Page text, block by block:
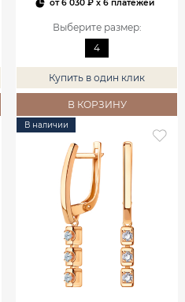
от6 030 ₽x 6 платежей
Выберите размер:
4
Купить в один клик
В КОРЗИНУ
В наличии